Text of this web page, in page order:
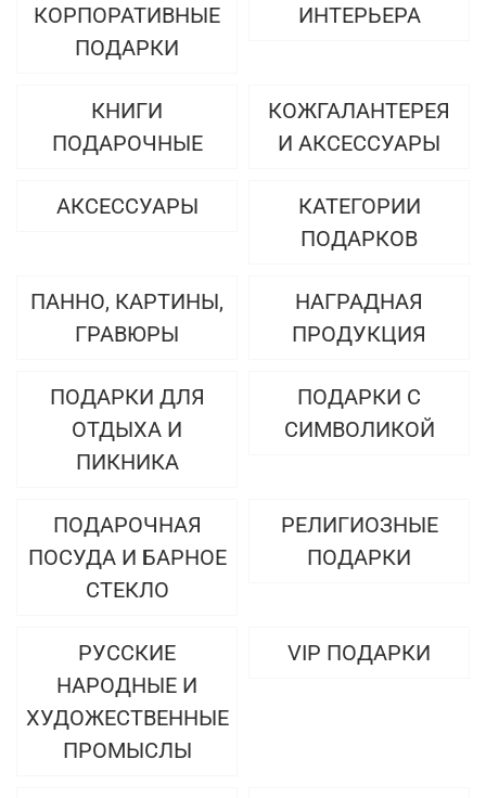
КОРПОРАТИВНЫЕ
ПОДАРКИ
ИНТЕРЬЕРА
КНИГИ
ПОДАРОЧНЫЕ
КОЖГАЛАНТЕРЕЯ
И АКСЕССУАРЫ
АКСЕССУАРЫ
КАТЕГОРИИ
ПОДАРКОВ
ПАННО, КАРТИНЫ,
ГРАВЮРЫ
НАГРАДНАЯ
ПРОДУКЦИЯ
ПОДАРКИ ДЛЯ
ОТДЫХА И
ПИКНИКА
ПОДАРКИ С
СИМВОЛИКОЙ
ПОДАРОЧНАЯ
ПОСУДА И БАРНОЕ
СТЕКЛО
РЕЛИГИОЗНЫЕ
ПОДАРКИ
РУССКИЕ
НАРОДНЫЕ И
ХУДОЖЕСТВЕННЫЕ
ПРОМЫСЛЫ
VIP ПОДАРКИ